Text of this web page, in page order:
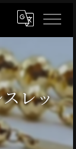
レッ